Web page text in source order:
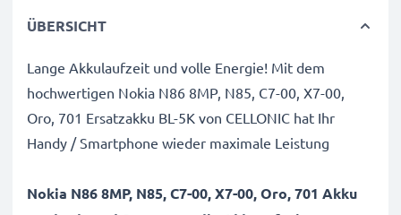
ÜBERSICHT
Lange Akkulaufzeit und volle Energie! Mit dem
hochwertigen Nokia N86 8MP, N85, C7-00, X7-00,
Oro, 701 Ersatzakku BL-5K von CELLONIC hat Ihr
Handy / Smartphone wieder maximale Leistung
Nokia N86 8MP, N85, C7-00, X7-00, Oro, 701 Akku